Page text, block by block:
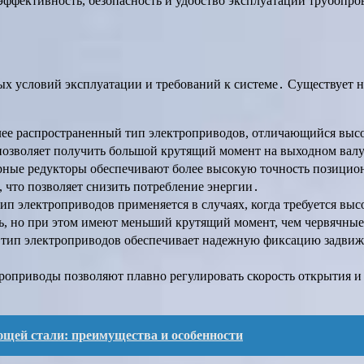
условий эксплуатации и требований к системе․
распространенный тип электроприводов, отличающийся
получить большой крутящий момент на выходном
редукторы обеспечивают более высокую точность
позволяет снизить потребление энергии․
электроприводов применяется в случаях, когда требуется
но при этом имеют меньший крутящий момент, чем
тип электроприводов обеспечивает надежную фиксацию
позволяют плавно регулировать скорость
стали: преимущества и особенности